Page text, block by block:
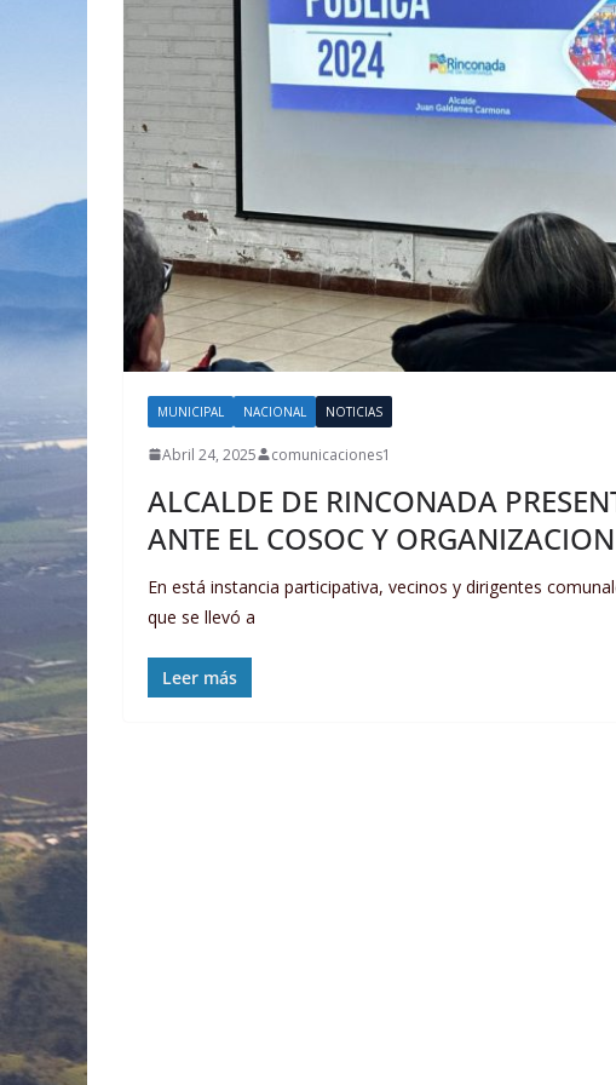
MUNICIPAL NACIONAL NOTICIAS
Abril 24, 2025 comunicaciones1
ALCALDE DE RINCONADA
ANTE EL COSOC Y
En está instancia participativa, vecinos y dirigentes
que se llevó a
Leer más